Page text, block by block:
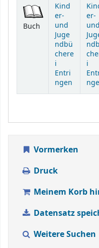
Buch
Kind
er-
und
Juge
ndbü
chere
i
Entri
ngen
er-
und
i
Vormerken
Druck
Meinem Korb
Datensatz
Weitere Suchen